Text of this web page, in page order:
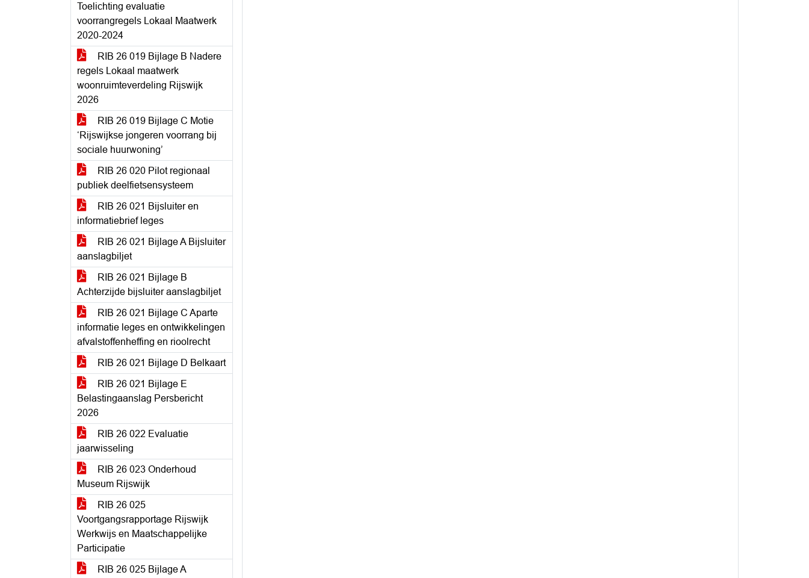
Toelichting evaluatie
voorrangregels Lokaal Maatwerk
2020-2024
RIB 26 019 Bijlage B Nadere
regels Lokaal maatwerk
woonruimteverdeling Rijswijk
2026
RIB 26 019 Bijlage C Motie
‘Rijswijkse jongeren voorrang bij
sociale huurwoning’
RIB 26 020 Pilot regionaal
publiek deelfietsensysteem
RIB 26 021 Bijsluiter en
informatiebrief leges
RIB 26 021 Bijlage A Bijsluiter
aanslagbiljet
RIB 26 021 Bijlage B
Achterzijde bijsluiter aanslagbiljet
RIB 26 021 Bijlage C Aparte
informatie leges en ontwikkelingen
afvalstoffenheffing en rioolrecht
RIB 26 021 Bijlage D Belkaart
RIB 26 021 Bijlage E
Belastingaanslag Persbericht
2026
RIB 26 022 Evaluatie
jaarwisseling
RIB 26 023 Onderhoud
Museum Rijswijk
RIB 26 025
Voortgangsrapportage Rijswijk
Werkwijs en Maatschappelijke
Participatie
RIB 26 025 Bijlage A